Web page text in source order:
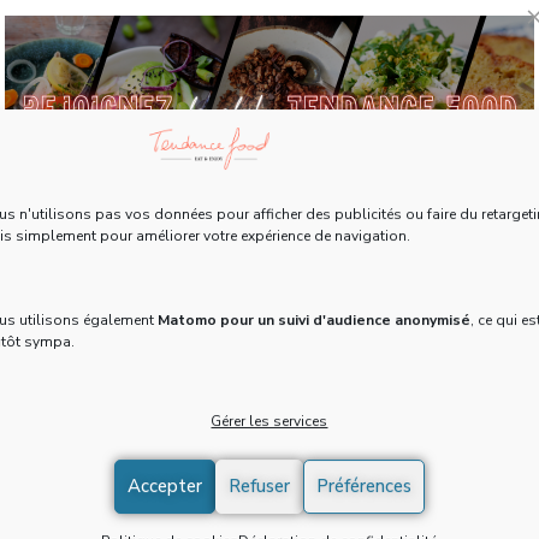
n'utilisons pas vos données pour afficher des publicités ou faire du
simplement pour améliorer votre expérience de navigation.
utilisons également Matomo pour un suivi d'audience anonymisé, ce qui
sympa.
Gérer les services
Accepter Refuser Préférences
des
recettes
originales,
les
dernières
coffee
shops,
découvrir.
Brioches chocolat noix de pécan
DESSERTS, GOÛTERS ET SNACKS/PAIN ET BRIOCHES
Tous les 15 jours, recevez une Newsletter gratuite
Email*
connaissance de lapolitique de confidentialité *